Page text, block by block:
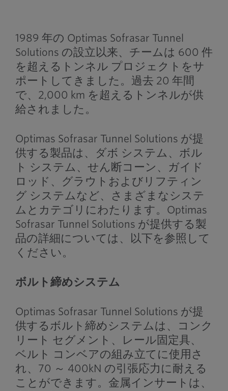
1989 年の Optimas Sofrasar Tunnel
Solutions の設立以来、チームは 600 件
を超えるトンネル プロジェクトをサ
ポートしてきました。過去 20 年間
で、2,000 km を超えるトンネルが供
給されました。
Optimas Sofrasar Tunnel Solutions が提
供する製品は、ダボ システム、ボル
ト システム、せん断コーン、ガイド
ロッド、グラウトおよびリフティン
グ システムなど、さまざまなシステ
ムとカテゴリにわたります。Optimas
Sofrasar Tunnel Solutions が提供する製
品の詳細については、以下を参照して
ください。
ボルト締めシステム
Optimas Sofrasar Tunnel Solutions が提
供するボルト締めシステムは、コンク
リート セグメント、レール固定具、
ベルト コンベアの組み立てに使用さ
れ、70 ～ 400kN の引張応力に耐える
ことができます。金属インサートは、